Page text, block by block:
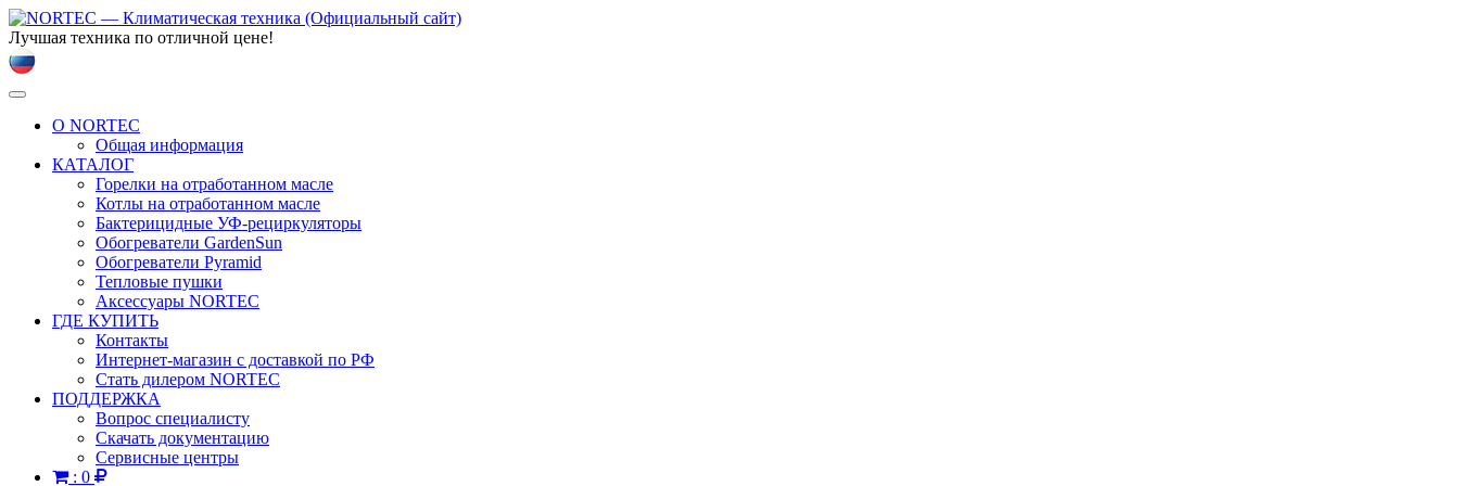
Лучшая техника по отличной цене!
Toggle
navigationО NORTEC
Общая информация
КАТАЛОГ
Горелки на отработанном масле
Котлы на отработанном масле
Бактерицидные УФ-рециркуляторы
Обогреватели GardenSun
Обогреватели Pyramid
Тепловые пушки
Аксессуары NORTEC
ГДЕ КУПИТЬ
Контакты
Интернет-магазин с доставкой по РФ
Стать дилером NORTEC
ПОДДЕРЖКА
Вопрос специалисту
Скачать документацию
Сервисные центры
: 0